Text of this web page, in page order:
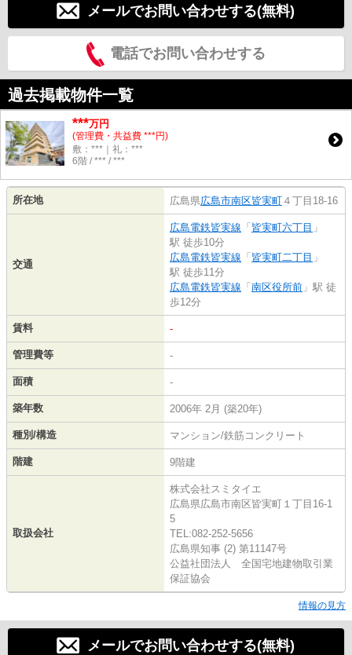
メールでお問い合わせする(無料)
電話でお問い合わせする
過去掲載物件一覧
***万円
(管理費・共益費 ***円)
敷：***｜礼：***
6階 / *** / ***
所在地 広島県広島市南区皆実町 ４丁目18-16
交通
広島電鉄皆実線 「 皆実町六丁目 」
駅 徒歩10分
広島電鉄皆実線 「 皆実町二丁目 」
駅 徒歩11分
広島電鉄皆実線 「 南区役所前 」駅 徒
歩12分
賃料 -
管理費等 -
面積 -
築年数 2006年 2月 (築20年)
種別/構造 マンション/鉄筋コンクリート
階建 9階建
取扱会社
株式会社スミタイエ
広島県広島市南区皆実町１丁目16-1
5
TEL:082-252-5656
広島県知事 (2) 第11147号
公益社団法人 全国宅地建物取引業
保証協会
情報の見方
メールでお問い合わせする(無料)